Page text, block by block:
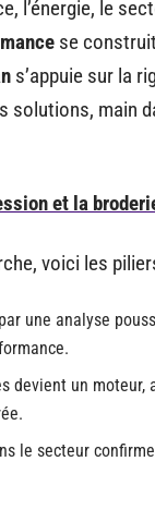
l’énergie, le
se
s’appuie sur la
main
et la
voici les
une analyse
devient un moteur,
le secteur